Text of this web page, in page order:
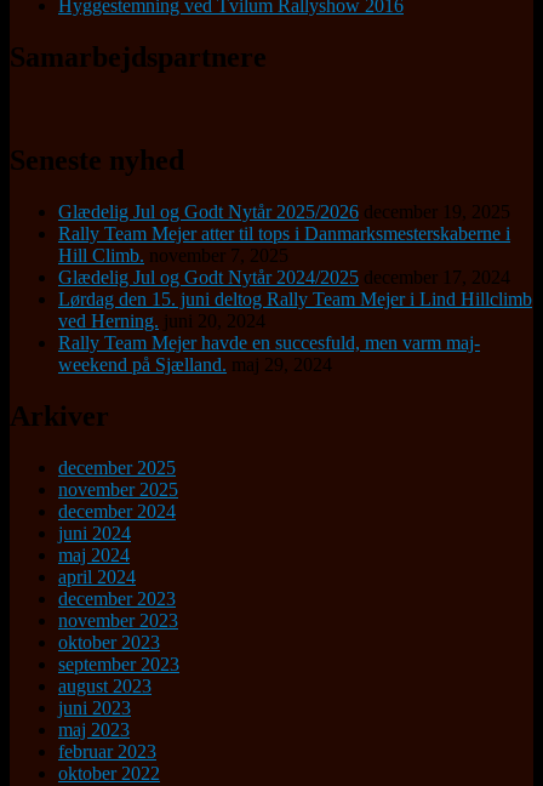
Hyggestemning ved Tvilum Rallyshow 2016
Samarbejdspartnere
Seneste nyhed
Glædelig Jul og Godt Nytår 2025/2026 december 19, 2025
Rally Team Mejer atter til tops i Danmarksmesterskaberne i
Hill Climb. november 7, 2025
Glædelig Jul og Godt Nytår 2024/2025 december 17, 2024
Lørdag den 15. juni deltog Rally Team Mejer i Lind Hillclimb
ved Herning. juni 20, 2024
Rally Team Mejer havde en succesfuld, men varm maj-
weekend på Sjælland. maj 29, 2024
Arkiver
december 2025
november 2025
december 2024
juni 2024
maj 2024
april 2024
december 2023
november 2023
oktober 2023
september 2023
august 2023
juni 2023
maj 2023
februar 2023
oktober 2022